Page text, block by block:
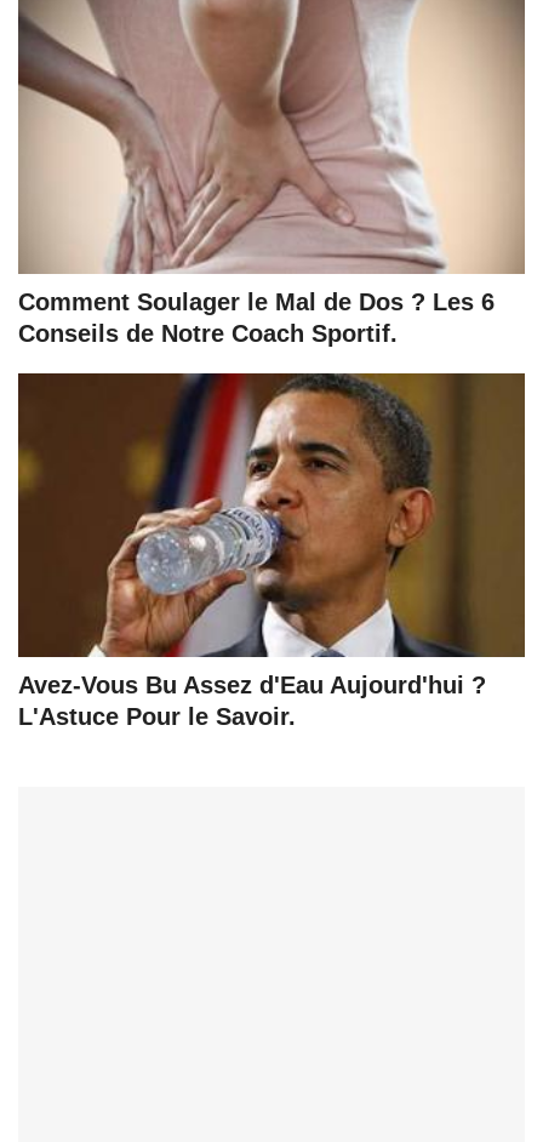
Comment Soulager le Mal de Dos ? Les 6
Conseils de Notre Coach Sportif.
Avez-Vous Bu Assez d'Eau Aujourd'hui ?
L'Astuce Pour le Savoir.